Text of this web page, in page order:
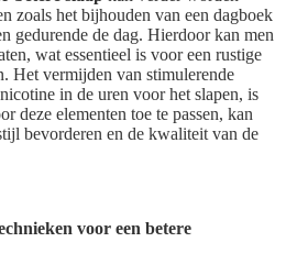
zoals het bijhouden van een dagboek
gedurende de dag. Hierdoor kan men
wat essentieel is voor een rustige
Het vermijden van stimulerende
in de uren voor het slapen, is
deze elementen toe te passen, kan
bevorderen en de kwaliteit van de
voor een betere